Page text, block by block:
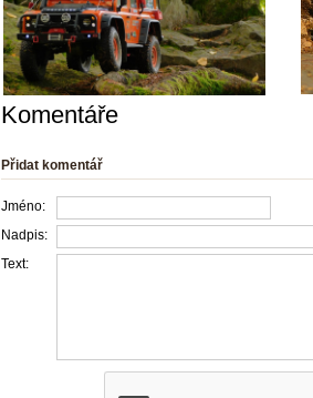
Komentáře
Přidat komentář
Jméno:
Nadpis:
Text: